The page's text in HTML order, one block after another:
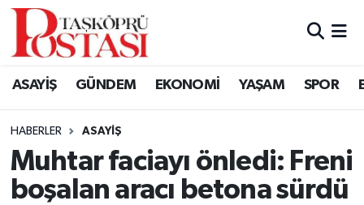
ASAYİŞ GÜNDEM EKONOMİ YAŞAM SPOR
HABERLER ASAYIŞ
Muhtar faciayı önledi: Freni
boşalan aracı betona sürdü
Kastamonu Vefat Edenler
Araç Haberleri